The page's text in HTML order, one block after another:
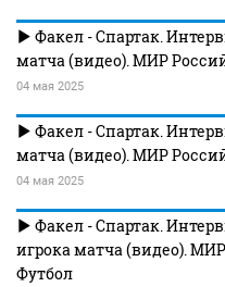
Факел - Спартак.
матча (видео). МИР
04 мая 2025
Факел - Спартак.
матча (видео). МИР
04 мая 2025
Факел - Спартак.
игрока матча (видео).
Футбол